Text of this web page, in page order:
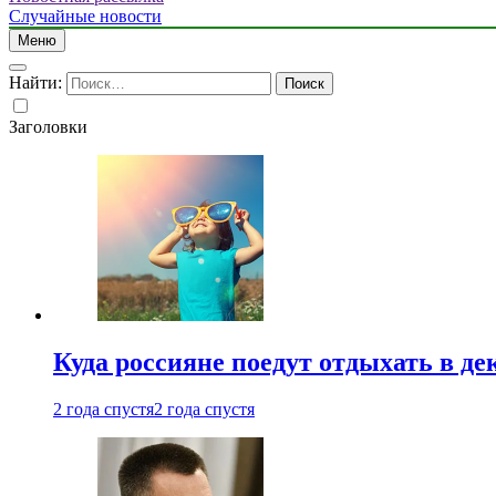
Случайные новости
Меню
Найти:
Заголовки
Куда россияне поедут отдыхать в
2 года спустя2 года спустя